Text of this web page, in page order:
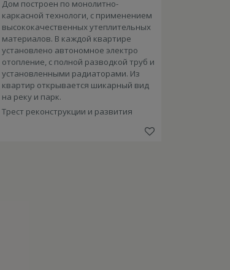
Дом построен по монолитно-
каркасной технологи, с применением
высококачественных утеплительных
материалов. В каждой квартире
установлено автономное электро
отопление, с полной разводкой труб и
установленными радиаторами. Из
квартир открывается шикарный вид
на реку и парк.
Трест реконструкции и развития